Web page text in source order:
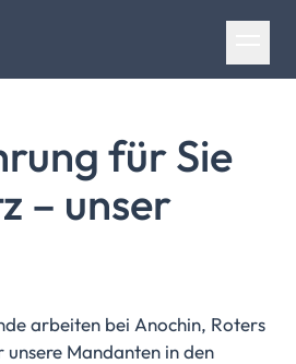
für Sie
– unser
arbeiten bei Anochin, Roters
Mandanten in den